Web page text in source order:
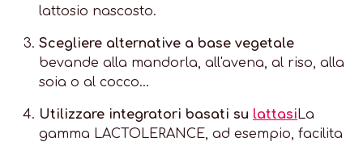
lattosio nascosto.
Scegliere alternative a base vegetale
bevande alla mandorla, all'avena, al riso, alla
soia o al cocco...
Utilizzare integratori basati su lattasi La
gamma LACTOLERANCE, ad esempio, facilita